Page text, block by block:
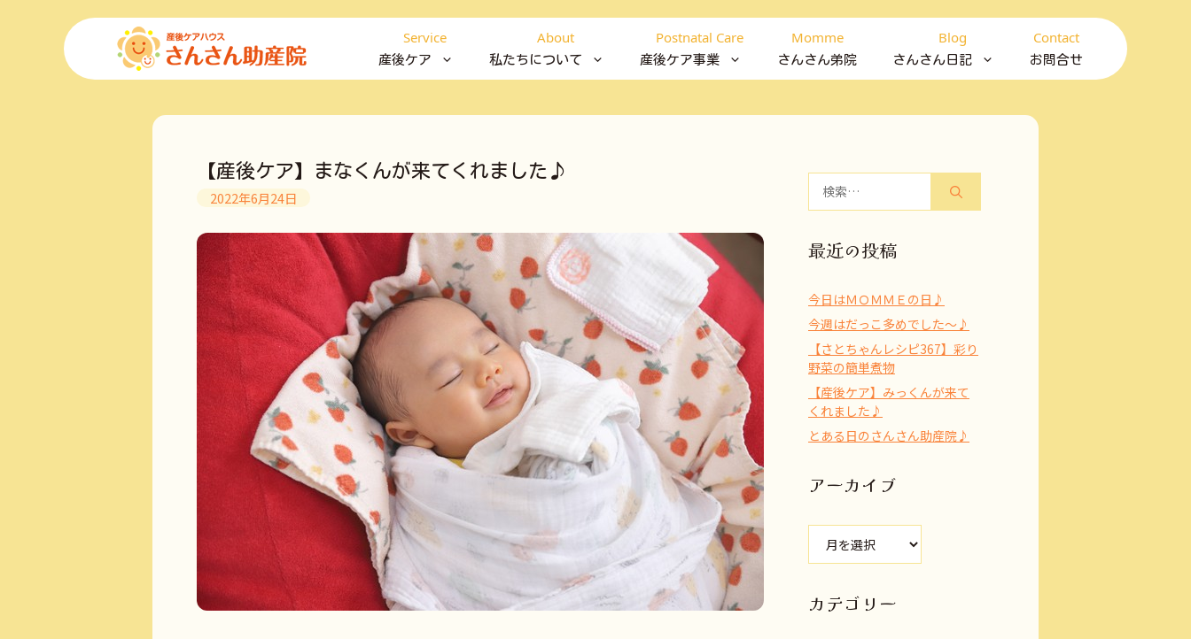
Service
産後ケア
About
私たちについて
Postnatal Care
産後ケア事業
Momme
さんさん弟院
Blog
さんさん日記
Contact
お問合せ
【産後ケア】まなくんが来てくれました♪
2022年6月24日
最近の投稿
今日はＭＯＭＭＥの日♪
今週はだっこ多めでした～♪
【さとちゃんレシピ367】彩り
野菜の簡単煮物
【産後ケア】みっくんが来て
くれました♪
とある日のさんさん助産院♪
アーカイブ
ブ
カテゴリー